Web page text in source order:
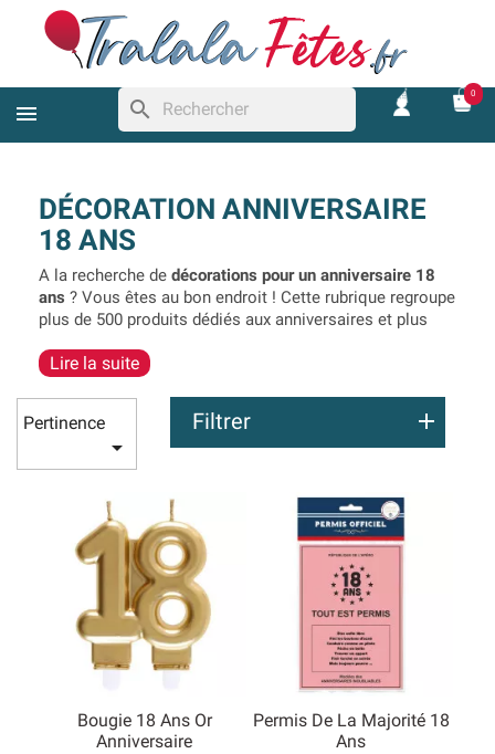
search
0
DÉCORATION ANNIVERSAIRE
18 ANS
A la recherche de décorations pour un anniversaire 18
ans ? Vous êtes au bon endroit ! Cette rubrique regroupe
plus de 500 produits dédiés aux anniversaires et plus
nombreusesdécorations de salle 18 ans
des urnes ou encore des livres d’or 18 ans. Bien
évidemment, nous proposons aussi tout ce qu’il faut
pour réaliser une
déco de table d’anniversaire 18 ans,
confettis de table, marque-places serviettes,
, bougies… Mais aussi quelques cadeaux amusants
pour faire une blague le jour de l’anniversaire !
Lire la suite
Pertinence

Filtrer
Bougie 18 Ans Or
Anniversaire
Permis De La Majorité 18
Ans